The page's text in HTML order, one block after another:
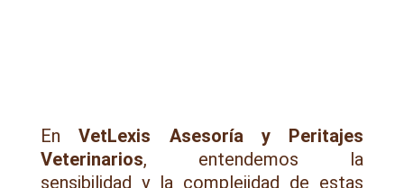
EnVetLexis Asesoría y Peritajes
Veterinarios, entendemos la
sensibilidad y la complejidad de estas